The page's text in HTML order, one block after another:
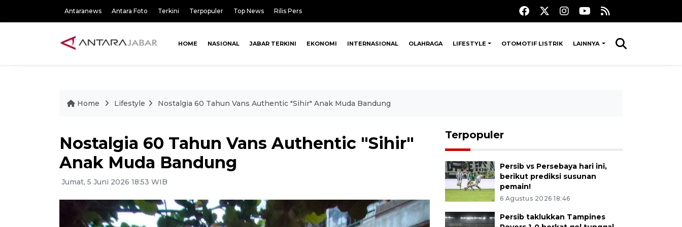
Antaranews Antara Foto Terkini Terpopuler Top News Rilis Pers
HOME NASIONAL JABAR TERKINI EKONOMI INTERNASIONAL OLAHRAGA LIFESTYLE OTOMOTIF LISTRIK LAINNYA
Home Lifestyle Nostalgia 60 Tahun Vans Authentic "Sihir" Anak Muda Bandung
Nostalgia 60 Tahun Vans Authentic "Sihir"
Anak Muda Bandung
Jumat, 5 Juni 2026 18:53 WIB
Terpopuler
Persib vs Persebaya hari ini,
berikut prediksi susunan
pemain!
6 Agustus 2026 18:46
Persib taklukkan Tampines